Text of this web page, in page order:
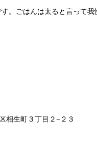
。ごはんは太ると言って
相生町３丁目２−２３